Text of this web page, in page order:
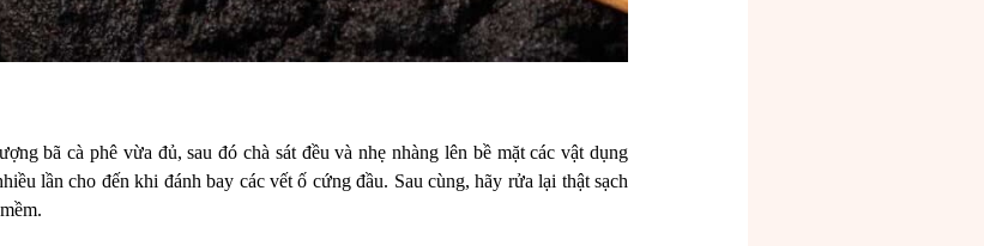
bã cà phê vừa đủ, sau đó chà sát đều và nhẹ nhàng lên bề mặt các vật dụng
lần cho đến khi đánh bay các vết ố cứng đầu. Sau cùng, hãy rửa lại thật sạch